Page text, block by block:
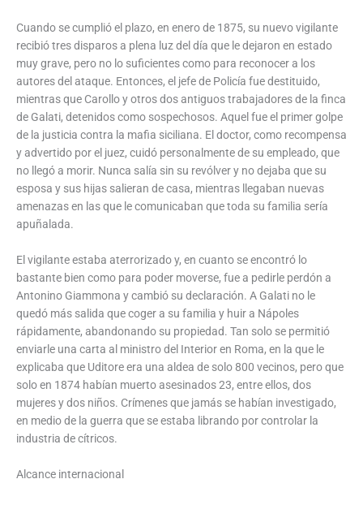
Cuando se cumplió el plazo, en enero de 1875, su nuevo vigilante
recibió tres disparos a plena luz del día que le dejaron en estado
muy grave, pero no lo suficientes como para reconocer a los
autores del ataque. Entonces, el jefe de Policía fue destituido,
mientras que Carollo y otros dos antiguos trabajadores de la finca
de Galati, detenidos como sospechosos. Aquel fue el primer golpe
de la justicia contra la mafia siciliana. El doctor, como recompensa
y advertido por el juez, cuidó personalmente de su empleado, que
no llegó a morir. Nunca salía sin su revólver y no dejaba que su
esposa y sus hijas salieran de casa, mientras llegaban nuevas
amenazas en las que le comunicaban que toda su familia sería
apuñalada.
El vigilante estaba aterrorizado y, en cuanto se encontró lo
bastante bien como para poder moverse, fue a pedirle perdón a
Antonino Giammona y cambió su declaración. A Galati no le
quedó más salida que coger a su familia y huir a Nápoles
rápidamente, abandonando su propiedad. Tan solo se permitió
enviarle una carta al ministro del Interior en Roma, en la que le
explicaba que Uditore era una aldea de solo 800 vecinos, pero que
solo en 1874 habían muerto asesinados 23, entre ellos, dos
mujeres y dos niños. Crímenes que jamás se habían investigado,
en medio de la guerra que se estaba librando por controlar la
industria de cítricos.
Alcance internacional